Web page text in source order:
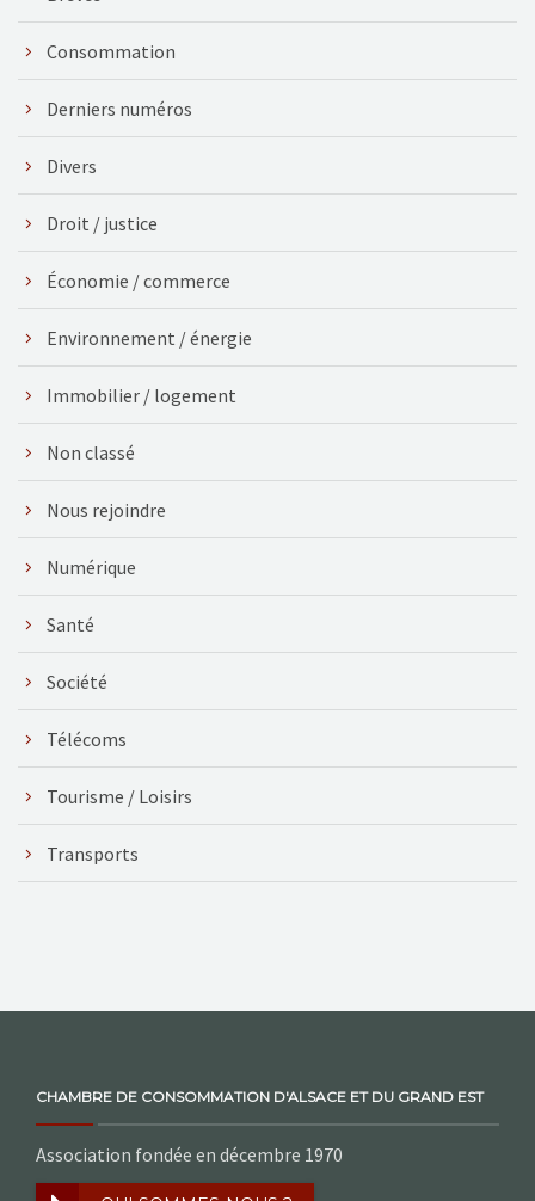
Consommation
Derniers numéros
Divers
Droit / justice
Économie / commerce
Environnement / énergie
Immobilier / logement
Non classé
Nous rejoindre
Numérique
Santé
Société
Télécoms
Tourisme / Loisirs
Transports
CHAMBRE DE CONSOMMATION D'ALSACE ET DU GRAND EST
Association fondée en décembre 1970